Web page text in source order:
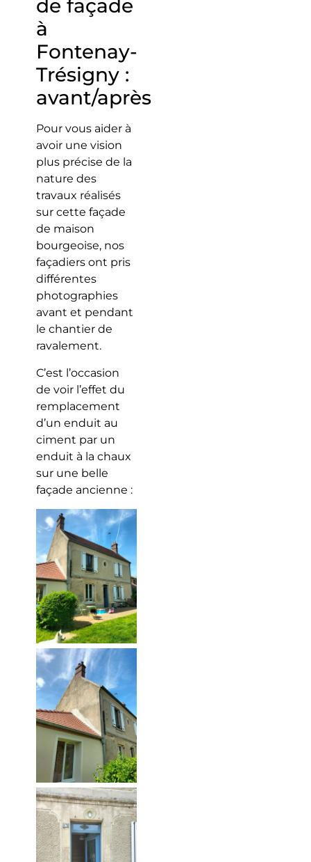
de façade
à
Fontenay-
Trésigny :
avant/après
Pour vous aider à
avoir une vision
plus précise de la
nature des
travaux réalisés
sur cette façade
de maison
bourgeoise, nos
façadiers ont pris
différentes
photographies
avant et pendant
le chantier de
ravalement.
C’est l’occasion
de voir l’effet du
remplacement
d’un enduit au
ciment par un
enduit à la chaux
sur une belle
façade ancienne :